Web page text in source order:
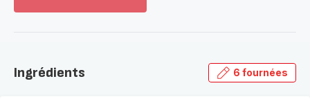
gamme
Ingrédients 6 fournées